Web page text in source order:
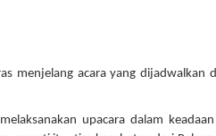
menjelang acara yang dijadwalkan
upacara dalam